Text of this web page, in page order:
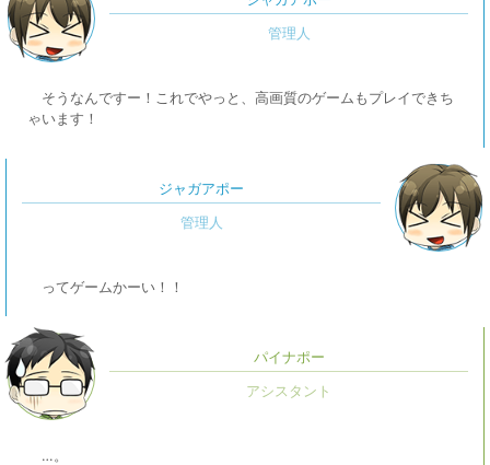
そうなんですー！これでやっと、高画質のゲームもプレイできち
ゃいます！
ジャガアポー
ってゲームかーい！！
パイナポー
…。